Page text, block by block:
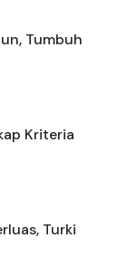
Tumbuh
Kriteria
Turki